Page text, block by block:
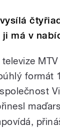
ji má v
formát